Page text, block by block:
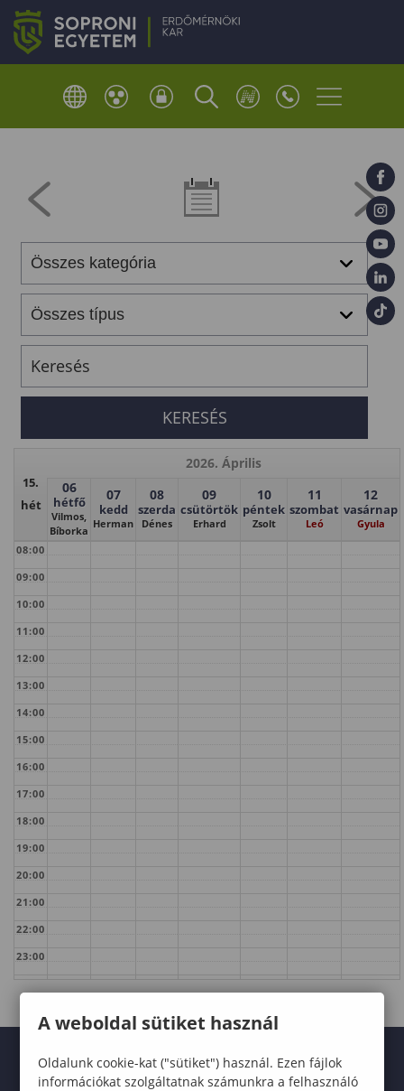
15.
hét
2026. Április
06
hétfő
Vilmos,
Bíborka
07
kedd
Herman
08
szerda
Dénes
09
csütörtök
Erhard
10
péntek
Zsolt
11
szombat
Leó
12
vasárnap
Gyula
08:00
09:00
10:00
11:00
12:00
13:00
14:00
15:00
16:00
17:00
18:00
19:00
20:00
21:00
22:00
23:00
A weboldal sütiket használ
Oldalunk cookie-kat ("sütiket") használ. Ezen fájlok
információkat szolgáltatnak számunkra a felhasználó